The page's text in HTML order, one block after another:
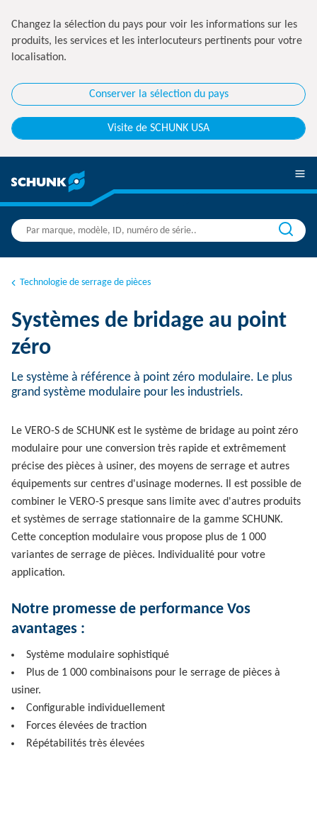
Changez la sélection du pays pour voir les informations sur les
produits, les services et les interlocuteurs pertinents pour votre
localisation.
Conserver la sélection du pays
Visite de SCHUNK USA
Technologie de serrage de pièces
Systèmes de bridage au point
zéro
Le système à référence à point zéro modulaire. Le plus
grand système modulaire pour les industriels.
Le VERO-S de SCHUNK est le système de bridage au point zéro
modulaire pour une conversion très rapide et extrêmement
précise des pièces à usiner, des moyens de serrage et autres
équipements sur centres d'usinage modernes. Il est possible de
combiner le VERO-S presque sans limite avec d'autres produits
et systèmes de serrage stationnaire de la gamme SCHUNK.
Cette conception modulaire vous propose plus de 1 000
variantes de serrage de pièces. Individualité pour votre
application.
Notre promesse de performance Vos
avantages :
Système modulaire sophistiqué
Plus de 1 000 combinaisons pour le serrage de pièces à
usiner.
Configurable individuellement
Forces élevées de traction
Répétabilités très élevées